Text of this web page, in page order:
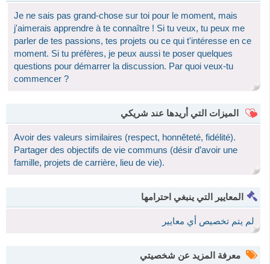
Je ne sais pas grand-chose sur toi pour le moment, mais
j'aimerais apprendre à te connaître ! Si tu veux, tu peux me
parler de tes passions, tes projets ou ce qui t'intéresse en ce
moment. Si tu préfères, je peux aussi te poser quelques
questions pour démarrer la discussion. Par quoi veux-tu
commencer ?
الميزات التي أريدها عند شريكي
Avoir des valeurs similaires (respect, honnêteté, fidélité).
Partager des objectifs de vie communs (désir d’avoir une
famille, projets de carrière, lieu de vie).
المعايير التي ينبغي احترامها
لم يتم تخصيص أي معايير
معرفة المزيد عن شخصيتي